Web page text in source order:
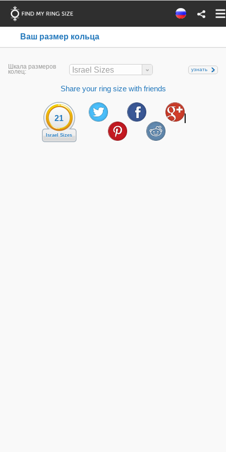
Ваш размер кольца
Шкала размеров
колец: Israel Sizes узнать
Share your ring size with friends
21
Israel Sizes